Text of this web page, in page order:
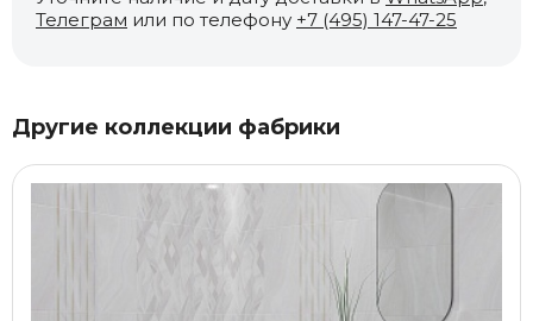
Телеграм или по телефону +7 (495) 147-47-25
Другие коллекции фабрики